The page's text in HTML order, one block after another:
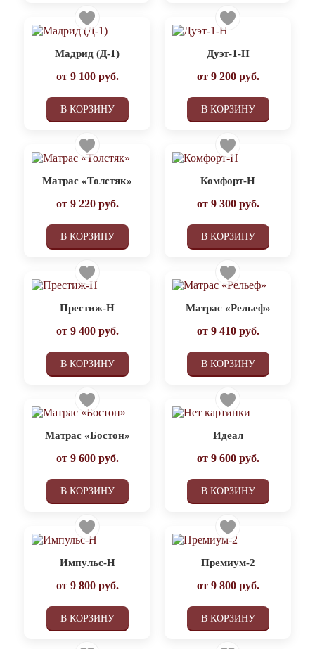
Мадрид (Д-1)
от 9 100руб.
В КОРЗИНУ
Дуэт-1-Н
от 9 200руб.
В КОРЗИНУ
Матрас «Толстяк»
от 9 220руб.
В КОРЗИНУ
Комфорт-Н
от 9 300руб.
В КОРЗИНУ
Престиж-Н
от 9 400руб.
В КОРЗИНУ
Матрас «Рельеф»
от 9 410руб.
В КОРЗИНУ
Матрас «Бостон»
от 9 600руб.
В КОРЗИНУ
Идеал
от 9 600руб.
В КОРЗИНУ
Импульс-Н
от 9 800руб.
В КОРЗИНУ
Премиум-2
от 9 800руб.
В КОРЗИНУ